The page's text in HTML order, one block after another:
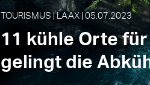
TOURISMUS | LAAX | 05.07.2023
11 kühle Orte für
gelingt die